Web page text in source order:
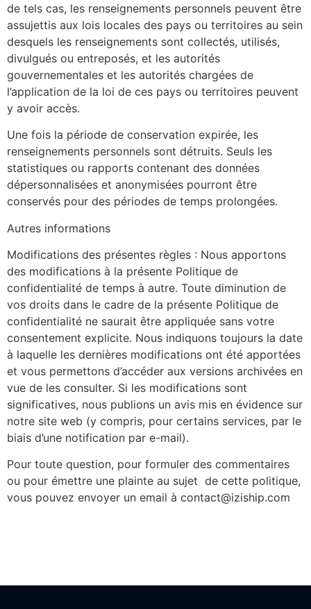
de tels cas, les renseignements personnels peuvent être
assujettis aux lois locales des pays ou territoires au sein
desquels les renseignements sont collectés, utilisés,
divulgués ou entreposés, et les autorités
gouvernementales et les autorités chargées de
l’application de la loi de ces pays ou territoires peuvent
y avoir accès.
Une fois la période de conservation expirée, les
renseignements personnels sont détruits. Seuls les
statistiques ou rapports contenant des données
dépersonnalisées et anonymisées pourront être
conservés pour des périodes de temps prolongées.
Autres informations
Modifications des présentes règles : Nous apportons
des modifications à la présente Politique de
confidentialité de temps à autre. Toute diminution de
vos droits dans le cadre de la présente Politique de
confidentialité ne saurait être appliquée sans votre
consentement explicite. Nous indiquons toujours la date
à laquelle les dernières modifications ont été apportées
et vous permettons d’accéder aux versions archivées en
vue de les consulter. Si les modifications sont
significatives, nous publions un avis mis en évidence sur
notre site web (y compris, pour certains services, par le
biais d’une notification par e-mail).
Pour toute question, pour formuler des commentaires
ou pour émettre une plainte au sujet de cette politique,
vous pouvez envoyer un email à contact@iziship.com